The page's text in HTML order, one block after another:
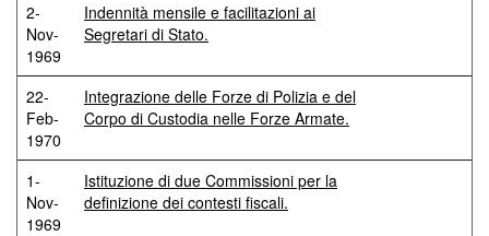
2-
Nov-
1969
Indennità mensile e facilitazioni ai
Segretari di Stato.
22-
Feb-
1970
Integrazione delle Forze di Polizia e del
Corpo di Custodia nelle Forze Armate.
1-
Nov-
1969
Istituzione di due Commissioni per la
definizione dei contesti fiscali.